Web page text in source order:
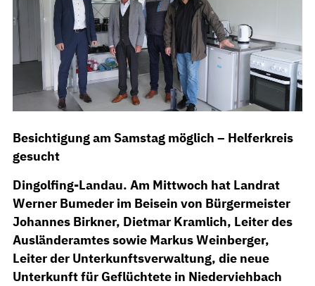
Besichtigung am Samstag möglich – Helferkreis
gesucht
Dingolfing-Landau. Am Mittwoch hat Landrat
Werner Bumeder im Beisein von Bürgermeister
Johannes Birkner, Dietmar Kramlich, Leiter des
Ausländeramtes sowie Markus Weinberger,
Leiter der Unterkunftsverwaltung, die neue
Unterkunft für Geflüchtete in Niederviehbach